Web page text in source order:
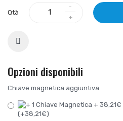
Qtà
Opzioni disponibili
Chiave magnetica aggiuntiva
(+38,21€)